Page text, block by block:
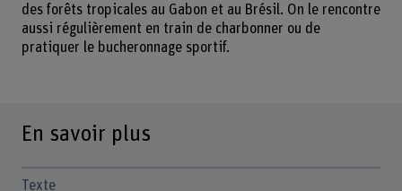
des forêts tropicales au Gabon et au Brésil. On le rencontre
aussi régulièrement en train de charbonner ou de
pratiquer le bucheronnage sportif.
En savoir plus
Texte